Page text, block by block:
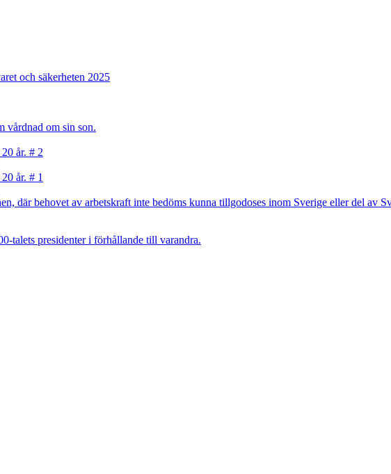
och säkerheten 2025
vårdnad om sin son.
år. # 2
år. # 1
där behovet av arbetskraft inte bedöms kunna tillgodoses inom Sverige eller del av
talets presidenter i förhållande till varandra.